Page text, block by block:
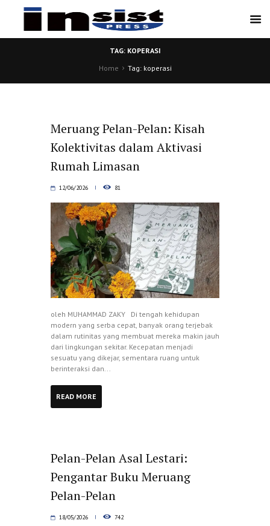
TAG: KOPERASI
Home
Tag: koperasi
Meruang Pelan-Pelan: Kisah
Kolektivitas dalam Aktivasi
Rumah Limasan
12/06/2026 81
oleh MUHAMMAD ZAKY Di tengah kehidupan
modern yang serba cepat, banyak orang terjebak
dalam rutinitas yang membuat mereka makin jauh
dari lingkungan sekitar. Kecepatan menjadi
sesuatu yang dikejar, sementara ruang untuk
berinteraksi dan...
READ MORE
Pelan-Pelan Asal Lestari:
Pengantar Buku Meruang
Pelan-Pelan
18/05/2026 742